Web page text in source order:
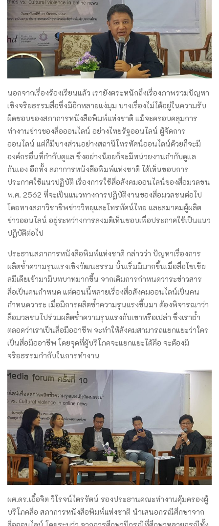
นอกจากเรื่องร้องเรียนแล้ว เรายังตระหนักถึงเรื่องภาพรวมปัญหา
เชิงจริยธรรมสื่อซึ่งมีอีกหลายแง่มุม บางเรื่องไม่ได้อยู่ในความรับ
ผิดชอบของสภาการหนังสือพิมพ์แห่งชาติ แม้จะครอบคลุมการ
ทำงานข่าวของสื่อออนไลน์ อย่างไทยรัฐออนไลน์ ผู้จัดการ
ออนไลน์ แต่ก็มีบางส่วนอย่างสถานีโทรทัศน์ออนไลน์ด้วยก็จะมี
องค์กรอื่นที่กำกับดูแล ซึ่งอย่างน้อยก็จะมีหน่วยงานกำกับดูแล
กันเอง อีกทั้ง สภาการหนังสือพิมพ์แห่งชาติ ได้เห็นชอบการ
ประกาศใช้แนวปฏิบัติ เรื่องการใช้สื่อสังคมออนไลน์ของสื่อมวลชน
พ.ศ. 2562 ที่จะเป็นแนวทางการปฏิบัติงานของสื่อมวลชนต่อไป
โดยทางสภาวิชาชีพข่าววิทยุและโทรทัศน์ไทย และสมาคมผู้ผลิต
ข่าวออนไลน์ อยู่ระหว่างการลงมติเห็นชอบเพื่อประกาศใช้เป็นแนว
ปฏิบัติต่อไป
ประธานสภาการหนังสือพิมพ์แห่งชาติ กล่าวว่า ปัญหาเรื่องการ
ผลิตซ้ำความรุนแรงเชิงวัฒนธรรม นั้นเริ่มมีมากขึ้นเมื่อสื่อโซเชีย
ลมีเดียเข้ามามีบทบาทมากขึ้น จากเดิมการกำหนดวาระข่าวสาร ​
สื่อเป็นคนกำหนด แต่ตอนนี้หลายเรื่องสื่อสังคมออนไลน์เป็นคน
กำหนดวาระ เมื่อมีการผลิตซ้ำความรุนแรงขึ้นมา ต้องพิจารณาว่า
สื่อมวลชนไปร่วมผลิตซ้ำความรุนแรงกับเขาหรือเปล่า ซึ่งเราย้ำ
ตลอดว่าเราเป็นสื่อมืออาชีพ จะทำให้สังคมสามารถแยกแยะว่าใคร
เป็นสื่อมืออาชีพ โดยจุดที่ผู้บริโภคจะแยกแยะได้คือ จะต้องมี
จริยธรรมกำกับในการทำงาน
ผศ.ดร.เอื้อจิต วิโรจน์ไตรรัตน์ รองประธานคณะทำงานคุ้มครองผู้
บริโภคสื่อ สภาการหนังสือพิมพ์แห่งชาติ นำเสนอกรณีศึกษาจาก